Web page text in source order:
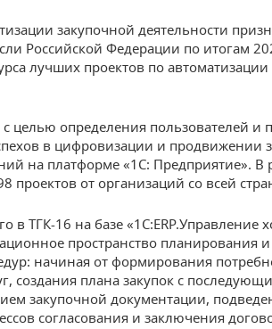
закупочной деятельности
Российской Федерации по итогам
лучших проектов по
целью определения пользователей и
в цифровизации и продвижении
на платформе «1С: Предприятие». В
проектов от организаций со всей
в ТГК-16 на базе «1С:ERP.Управление
пространство планирования и
начиная от формирования
создания плана закупок с
закупочной документации,
согласования и заключения